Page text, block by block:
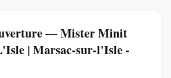
— Mister Minit
| Marsac-sur-l'Isle -